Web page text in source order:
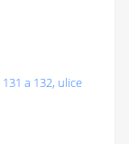
a 132, ulice